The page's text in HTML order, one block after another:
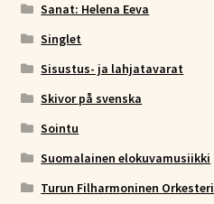
Sanat: Helena Eeva
Singlet
Sisustus- ja lahjatavarat
Skivor på svenska
Sointu
Suomalainen elokuvamusiikki
Turun Filharmoninen Orkesteri